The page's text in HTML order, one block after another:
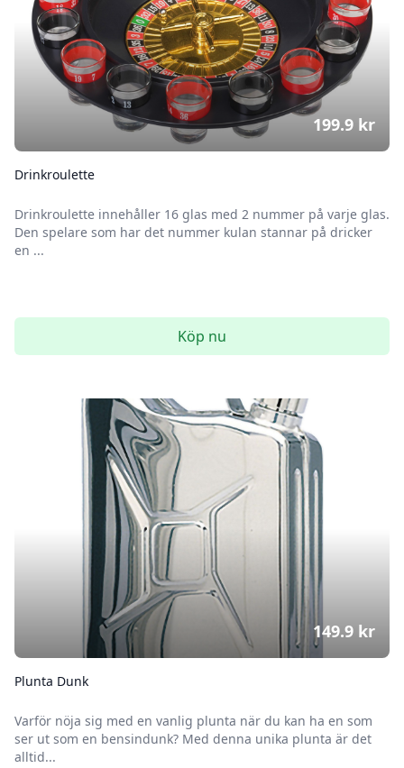
Drinkroulette
Drinkroulette innehåller 16 glas med 2 nummer på varje glas.
Den spelare som har det nummer kulan stannar på dricker
en ...
199.9 kr
Köp nu
Plunta Dunk
Varför nöja sig med en vanlig plunta när du kan ha en som
ser ut som en bensindunk? Med denna unika plunta är det
alltid...
149.9 kr